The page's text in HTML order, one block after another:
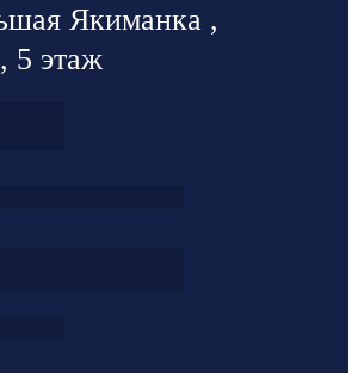
Якиманка ,
5 этаж